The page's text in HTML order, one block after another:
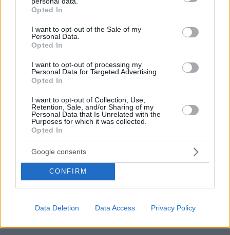
grant or deny consent to Google and its third-party tags to
use your data for below specified purposes in below Google
consent section.
Opted In
I want to opt-out of the Sale of my
Personal Data.
Opted In
I want to opt-out of processing my
Personal Data for Targeted Advertising.
Opted In
I want to opt-out of Collection, Use,
Retention, Sale, and/or Sharing of my
Personal Data that Is Unrelated with the
Purposes for which it was collected.
Opted In
Google consents
CONFIRM
Data Deletion Data Access Privacy Policy
αποτέφρωση του συντονιστή που σκοτώθηκε
μετά τη σύγκρουση ελικοπτέρων στην Ψάθα,
φωτογραφίες
06.08.2026, 20:03
Η αποκαλυπτική κατάθεση της
συζύγου του Αφγανού: Πώς
γνωρίσαμε τη Λίσα, γιατί υποψιάστηκα
ότι ήταν το πτώμα στη βαλίτσα